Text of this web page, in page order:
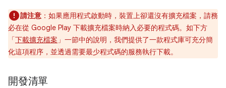
請注意 ：如果應用程式啟動時，裝置上卻還沒有擴充檔案，請務
必在從 Google Play 下載擴充檔案時納入必要的程式碼。如下方
「下載擴充檔案 」一節中的說明，我們提供了一款程式庫可充分簡
化這項程序，並透過需要最少程式碼的服務執行下載。
開發清單